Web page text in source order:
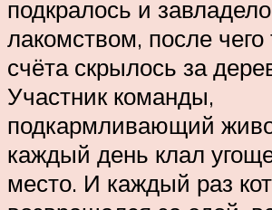
подкралось и завладело
лакомством, после чего
счёта скрылось за
Участник команды,
подкармливающий
каждый день клал
место. И каждый раз кот